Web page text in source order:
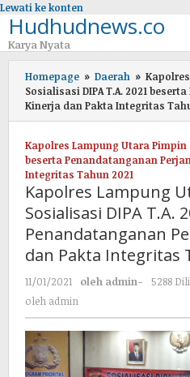
Lewati ke konten
Hudhudnews.co
Karya Nyata
Homepage » Daerah »
Sosialisasi DIPA T.A. 2021
Kinerja dan Pakta Integritas
Kapolres Lampung Utara Pimpin
beserta Penandatanganan
Integritas Tahun 2021
Kapolres Lampung
Sosialisasi DIPA T.A.
Penandatanganan
dan Pakta Integritas
11/01/2021 oleh admin-
5288
oleh admin